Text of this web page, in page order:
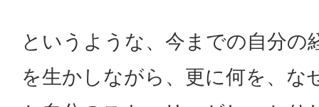
というような、今までの自分の
を生かしながら、更に何を、な